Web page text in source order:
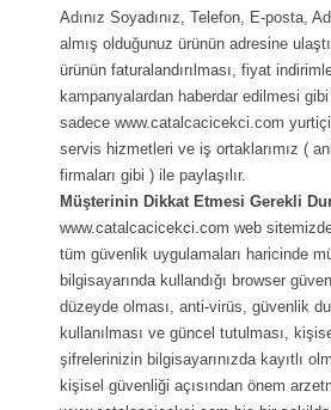
Adınız Soyadınız, Telefon, E-posta,
almış olduğunuz ürünün adresine
ürünün faturalandırılması, fiyat
kampanyalardan haberdar edilmesi
sadece www.catalcacicekci.com
servis hizmetleri ve iş ortaklarımız (
firmaları gibi ) ile paylaşılır.
Müşterinin Dikkat Etmesi Gerekli
www.catalcacicekci.com web
tüm güvenlik uygulamaları haricinde
bilgisayarında kullandığı browser
düzeyde olması, anti-virüs, güvenlik
kullanılması ve güncel tutulması,
şifrelerinizin bilgisayarınızda kayıtlı
kişisel güvenliği açısından önem